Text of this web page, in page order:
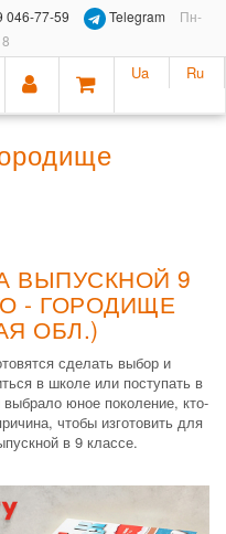
046-77-59 Telegram
Пн-
Ua Ru
ВЫПУСКНОЙ 9
- ГОРОДИЩЕ
ОБЛ.)
сделать выбор и
в школе или поступать в
юное поколение, кто-
чтобы изготовить для
в 9 классе.